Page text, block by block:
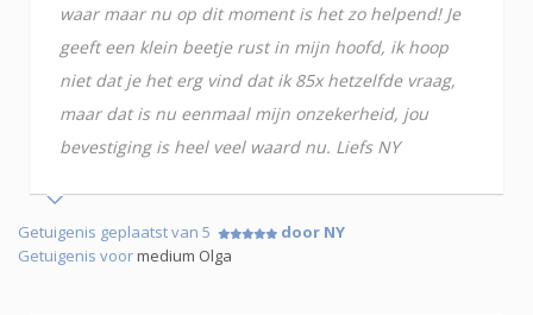
waar maar nu op dit moment is het zo helpend! Je
geeft een klein beetje rust in mijn hoofd, ik hoop
niet dat je het erg vind dat ik 85x hetzelfde vraag,
maar dat is nu eenmaal mijn onzekerheid, jou
bevestiging is heel veel waard nu. Liefs NY
Getuigenis geplaatst van 5
door NY
Getuigenis voormedium Olga